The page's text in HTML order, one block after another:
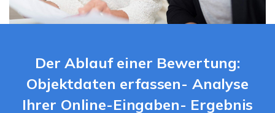
Der Ablauf einer Bewertung:
Objektdaten erfassen- Analyse
Ihrer Online-Eingaben- Ergebnis